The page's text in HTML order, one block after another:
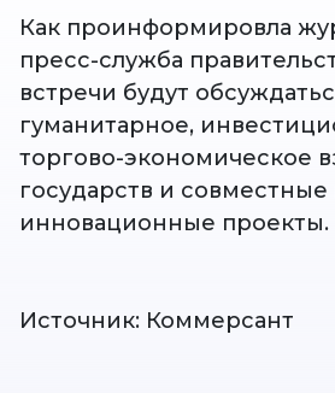
Как проинформировла
пресс-служба
встречи будут
гуманитарное,
торгово-экономическое
государств и
инновационные проекты.
Источник: Коммерсант